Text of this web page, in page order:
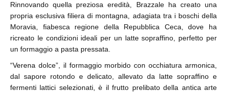
Rinnovando quella preziosa eredità, Brazzale ha creato una
propria esclusiva filiera di montagna, adagiata tra i boschi della
Moravia, fiabesca regione della Repubblica Ceca, dove ha
ricreato le condizioni ideali per un latte sopraffino, perfetto per
un formaggio a pasta pressata.
“Verena dolce”, il formaggio morbido con occhiatura armonica,
dal sapore rotondo e delicato, allevato da latte sopraffino e
fermenti lattici selezionati, è il frutto prelibato della antica arte